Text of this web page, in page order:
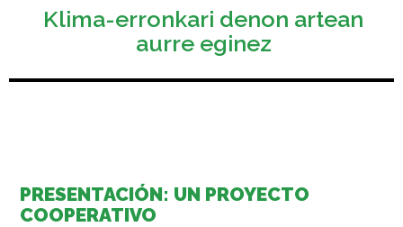
Klima-erronkari denon artean
aurre eginez
PRESENTACIÓN: UN PROYECTO
COOPERATIVO​